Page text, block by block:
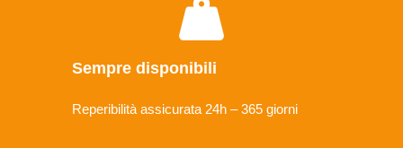
Sempre disponibili
Reperibilità assicurata 24h – 365 giorni